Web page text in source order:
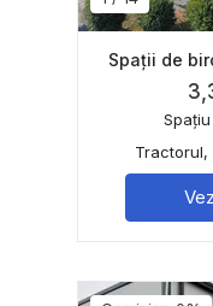
Spații de
Tractorul,